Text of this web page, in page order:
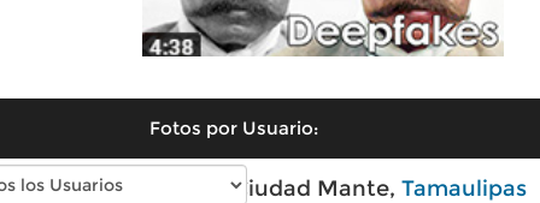
Fotos por Usuario:
Fotos modernas de Ciudad Mante, Tamaulipas